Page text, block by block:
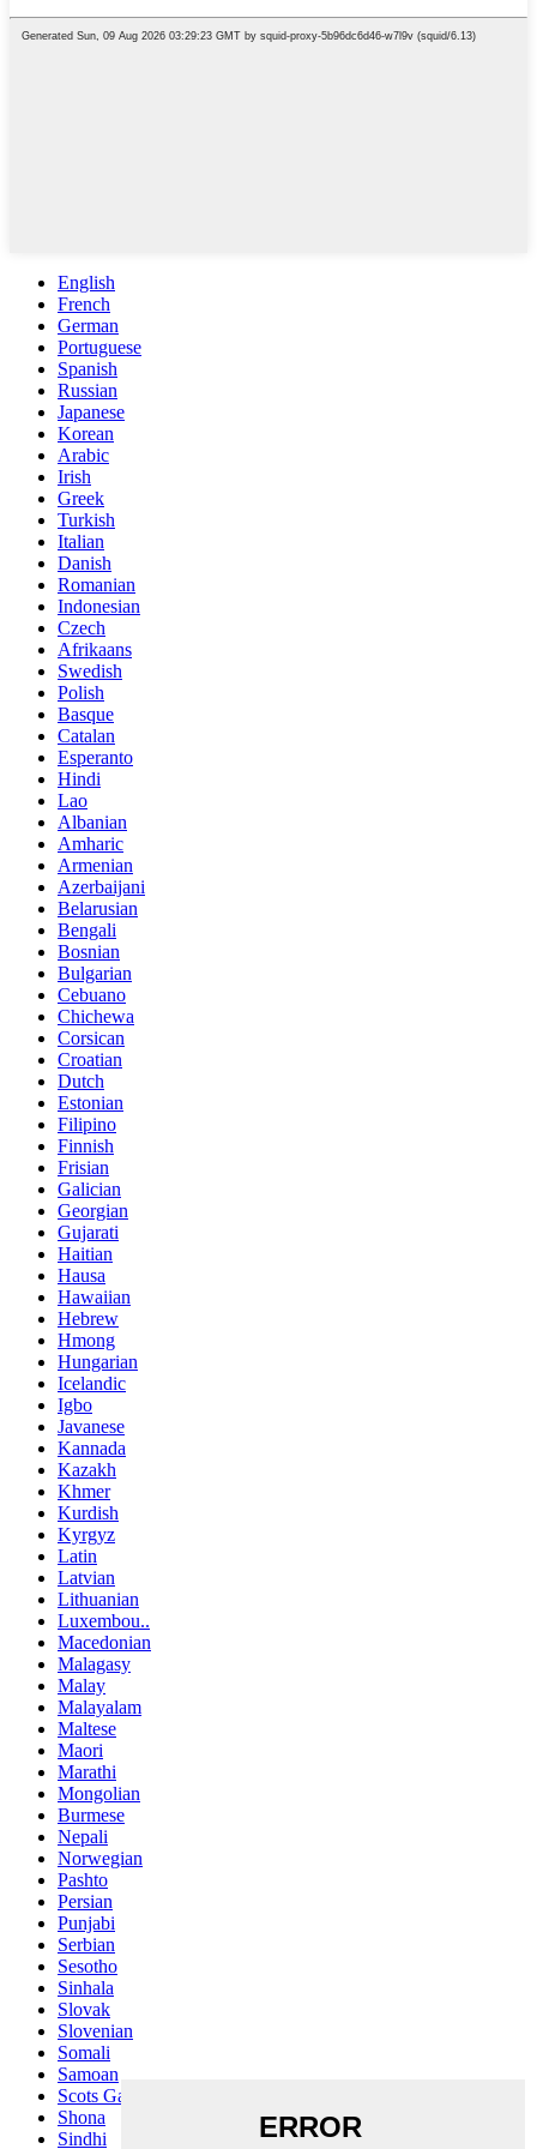
English
French
German
Portuguese
Spanish
Russian
Japanese
Korean
Arabic
Irish
Greek
Turkish
Italian
Danish
Romanian
Indonesian
Czech
Afrikaans
Swedish
Polish
Basque
Catalan
Esperanto
Hindi
Lao
Albanian
Amharic
Armenian
Azerbaijani
Belarusian
Bengali
Bosnian
Bulgarian
Cebuano
Chichewa
Corsican
Croatian
Dutch
Estonian
Filipino
Finnish
Frisian
Galician
Georgian
Gujarati
Haitian
Hausa
Hawaiian
Hebrew
Hmong
Hungarian
Icelandic
Igbo
Javanese
Kannada
Kazakh
Khmer
Kurdish
Kyrgyz
Latin
Latvian
Lithuanian
Luxembou..
Macedonian
Malagasy
Malay
Malayalam
Maltese
Maori
Marathi
Mongolian
Burmese
Nepali
Norwegian
Pashto
Persian
Punjabi
Serbian
Sesotho
Sinhala
Slovak
Slovenian
Somali
Samoan
Scots Gaelic
Shona
Sindhi